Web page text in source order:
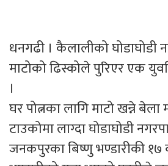
धनगढी । कैलालीको घोडाघोडी
माटोको ढिस्कोले पुरिएर एक
।
घर पोत्नका लागि माटो खन्ने
टाउकोमा लाग्दा घोडाघोडी
जनकपुरका बिष्णु भण्डारीकी १७